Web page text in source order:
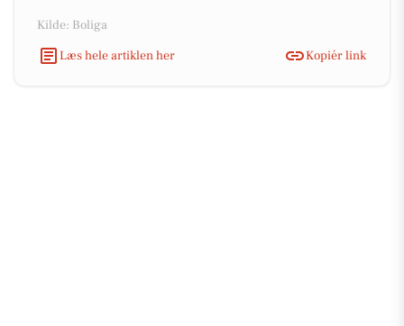
Kilde: Boliga
Læs hele artiklen her
Kopiér link